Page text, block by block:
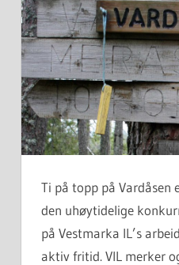
Ti på topp på Vardåsen
den uhøytidelige
på Vestmarka IL’s
aktiv fritid. VIL merker